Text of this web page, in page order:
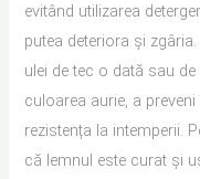
evitând utilizarea
putea deteriora și
ulei de tec o dată sau
culoarea aurie, a
rezistența la intemperii.
că lemnul este curat și